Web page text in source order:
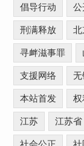
倡导行动 公
刑满释放 北
寻衅滋事罪
支援网络 无
本站首发 权
江苏 江苏省